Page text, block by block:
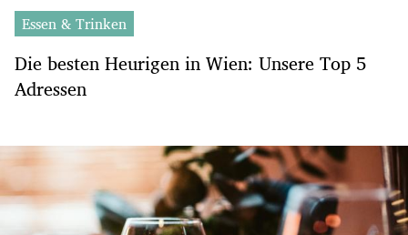
Essen & Trinken
Die besten Heurigen in Wien: Unsere Top 5
Adressen